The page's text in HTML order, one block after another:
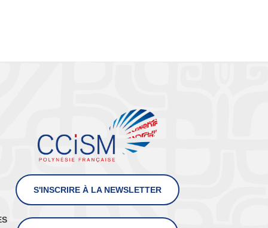
S'INSCRIRE À LA NEWSLETTER